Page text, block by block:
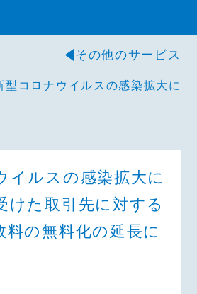
その他のサービス
型コロナウイルスの感染拡大に
イルスの感染拡大に
けた取引先に対する
料の無料化の延長に